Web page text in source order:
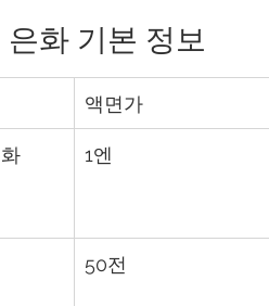
은화 기본 정보
액면가
1엔
50전